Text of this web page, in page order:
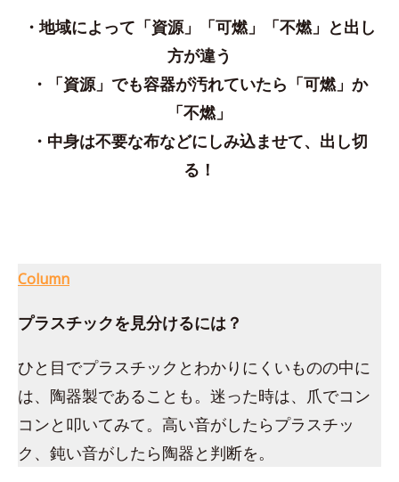
・地域によって「資源」「可燃」「不燃」と出し
方が違う
・「資源」でも容器が汚れていたら「可燃」か
「不燃」
・中身は不要な布などにしみ込ませて、出し切
る！
Column
プラスチックを見分けるには？
ひと目でプラスチックとわかりにくいものの中に
は、陶器製であることも。迷った時は、爪でコン
コンと叩いてみて。高い音がしたらプラスチッ
ク、鈍い音がしたら陶器と判断を。